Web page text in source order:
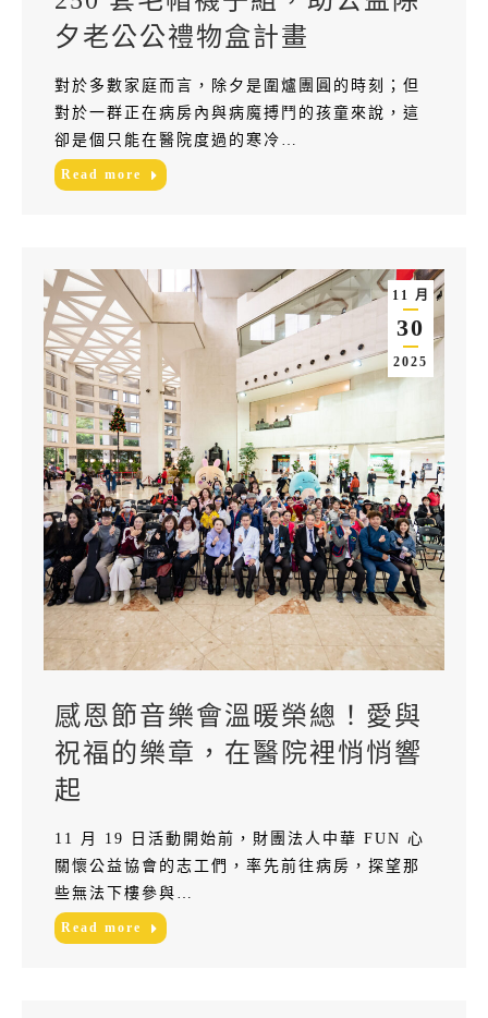
夕老公公禮物盒計畫
對於多數家庭而言，除夕是圍爐團圓的時刻；但
對於一群正在病房內與病魔搏鬥的孩童來說，這
卻是個只能在醫院度過的寒冷…
Read more
11 月
30
2025
感恩節音樂會溫暖榮總！愛與
祝福的樂章，在醫院裡悄悄響
起
11 月 19 日活動開始前，財團法人中華 FUN 心
關懷公益協會的志工們，率先前往病房，探望那
些無法下樓參與…
Read more